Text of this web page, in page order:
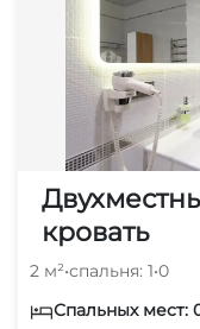
кровать
2 м²•спальня: 1•0
Спальных мест: